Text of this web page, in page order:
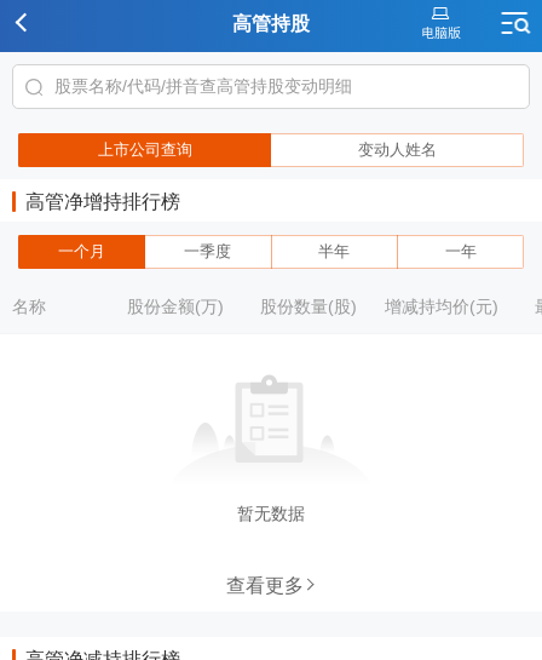
高管持股
上市公司查询 变动人姓名
高管净增持排行榜
一个月 一季度 半年 一年
名称 股份金额(万) 股份数量(股) 增减持均价(元)
暂无数据
查看更多